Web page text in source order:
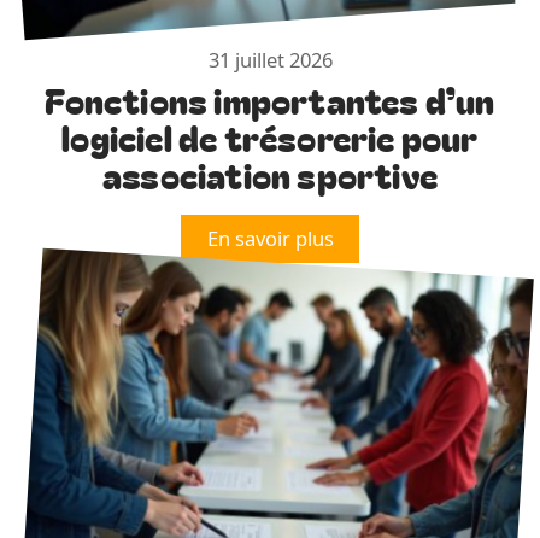
31 juillet 2026
Fonctions importantes d’un
logiciel de trésorerie pour
association sportive
En savoir plus